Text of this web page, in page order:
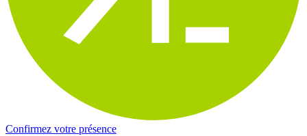
Confirmez votre présence